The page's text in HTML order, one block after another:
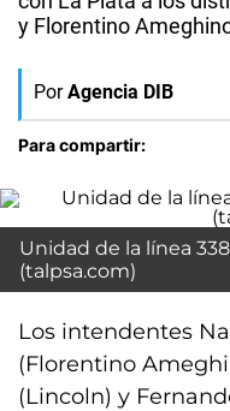
y Florentino
Por Agencia DIB
Para compartir:
Unidad de la línea
(talpsa.com)
Los intendentes
(Florentino
(Lincoln) y